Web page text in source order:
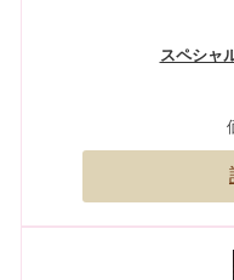
スペシャ